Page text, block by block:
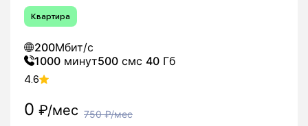
Квартира
200Мбит/с
1000 минут500 смс 40 Гб
4.6
0 ₽/мес 750₽/мес